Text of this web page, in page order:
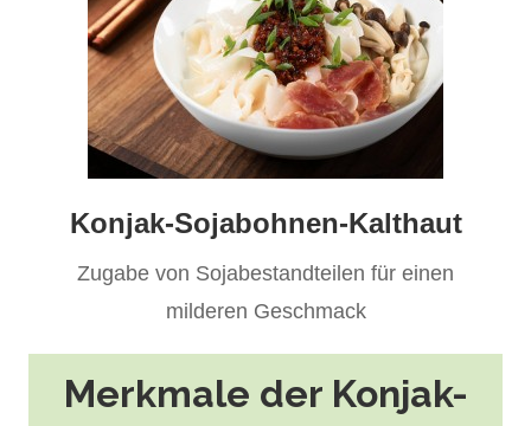
Konjak-Sojabohnen-Kalthaut
Zugabe von Sojabestandteilen für einen
milderen Geschmack
Merkmale der Konjak-